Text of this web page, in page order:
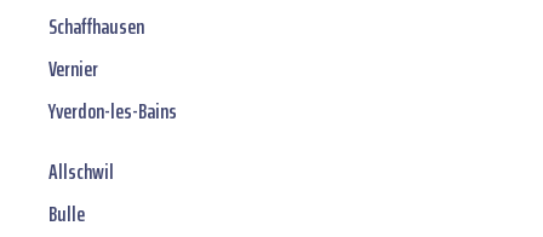
Schaffhausen
Vernier
Yverdon-les-Bains
Allschwil
Bulle